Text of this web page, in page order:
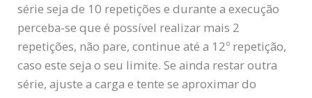
série seja de 10 repetições e durante a execução
perceba-se que é possível realizar mais 2
repetições, não pare, continue até a 12º repetição,
caso este seja o seu limite. Se ainda restar outra
série, ajuste a carga e tente se aproximar do